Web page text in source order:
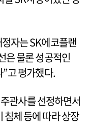
자는 SK에코플랜
은 물론 성공적인
고 평가했다.
관사를 선정하면서
침체 등에 따라 상장